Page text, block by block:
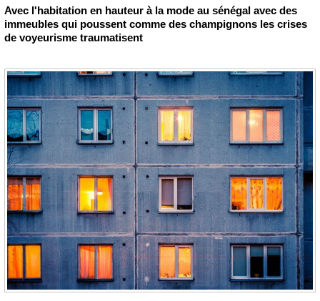
Avec l'habitation en hauteur à la mode au sénégal avec des
immeubles qui poussent comme des champignons les crises
de voyeurisme traumatisent